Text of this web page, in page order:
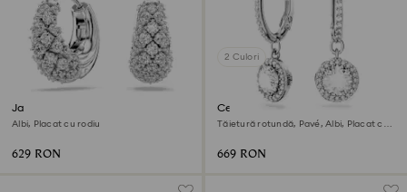
Jachete cercei Sublima
Albi, Placat cu rodiu
629 RON
2 Culori
Cercei cu drop Una Angelic
Tăietură rotundă, Pavé, Albi, Placat cu
669 RON